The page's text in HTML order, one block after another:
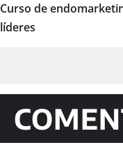
Curso de
líderes